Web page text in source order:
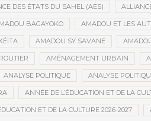
DES ÉTATS DU SAHEL (AES)
BAGAYOKO AMADOU ET LES
AMADOU SY SAVANE
AMÉNAGEMENT URBAIN
ANALYSE POLITIQUE ANALYSE
ANNÉE DE L’ÉDUCATION ET DE LA
ET DE LA CULTURE 2026-2027